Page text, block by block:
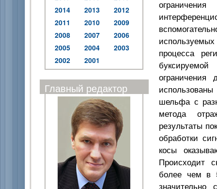
2014
2013
2012
2011
2010
2009
2008
2007
2006
2005
2004
2003
2002
2001
Главный редактор
процесса
ограничения
шельфа с
метода
результаты
обработки
косы
Происходит
более чем в
значительно